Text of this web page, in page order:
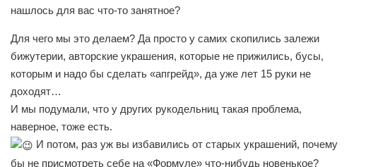
нашлось для вас что-то занятное?
Для чего мы это делаем? Да просто у самих скопились залежи
бижутерии, авторские украшения, которые не прижились, бусы,
которым и надо бы сделать «апгрейд», да уже лет 15 руки не
доходят…
И мы подумали, что у других рукодельниц такая проблема,
наверное, тоже есть.
И потом, раз уж вы избавились от старых украшений, почему
бы не присмотреть себе на «Формуле» что-нибудь новенькое?